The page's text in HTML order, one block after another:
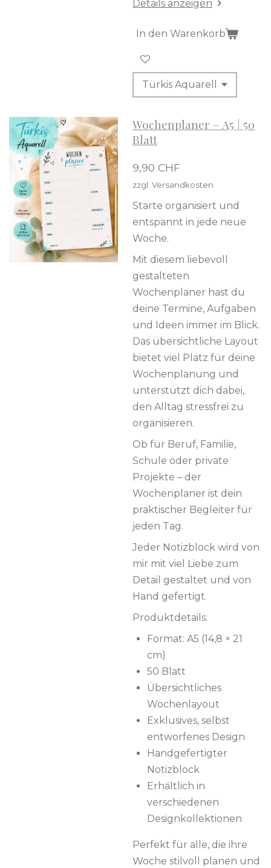
Details anzeigen
In den Warenkorb
Wochenplaner – A5 | 50
Blatt
9,90 CHF
zzgl. Versandkosten
Starte organisiert und
entspannt in jede neue
Woche.
Mit diesem liebevoll
gestalteten
Wochenplaner hast du
deine Termine, Aufgaben
und Ideen immer im Blick.
Das übersichtliche Layout
bietet viel Platz für deine
Wochenplanung und
unterstützt dich dabei,
den Alltag stressfrei zu
organisieren.
Ob für Beruf, Familie,
Schule oder private
Projekte – der
Wochenplaner ist dein
praktischer Begleiter für
jeden Tag.
Jeder Notizblock wird von
mir mit viel Liebe zum
Detail gestaltet und von
Hand gefertigt.
Produktdetails:
Format: A5 (14,8 × 21
cm)
50 Blatt
Übersichtliches
Wochenlayout
Exklusives, selbst
entworfenes Design
Handgefertigter
Notizblock
Erhältlich in
verschiedenen
Designkollektionen
Perfekt für alle, die ihre
Woche stilvoll planen und